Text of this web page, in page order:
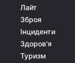
Лайт
Зброя
Інциденти
Здоров'я
Туризм